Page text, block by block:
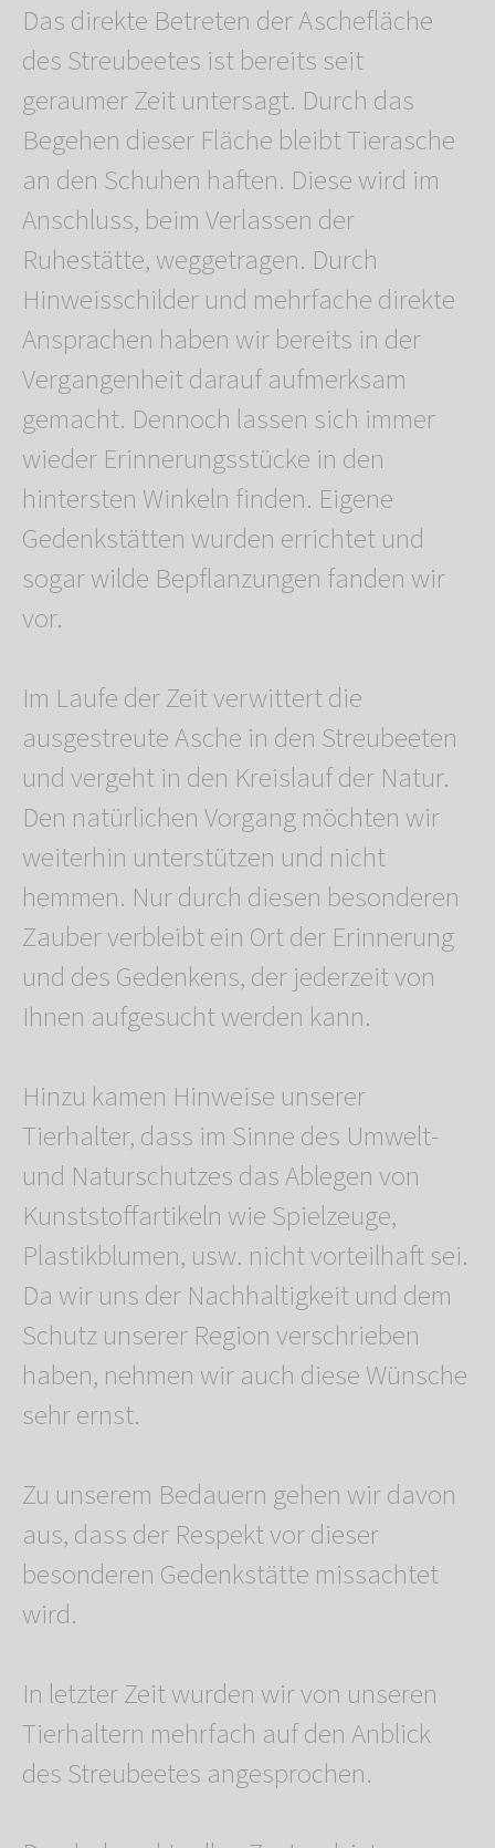
Das direkte Betreten der Aschefläche
des Streubeetes ist bereits seit
geraumer Zeit untersagt. Durch das
Begehen dieser Fläche bleibt Tierasche
an den Schuhen haften. Diese wird im
Anschluss, beim Verlassen der
Ruhestätte, weggetragen. Durch
Hinweisschilder und mehrfache direkte
Ansprachen haben wir bereits in der
Vergangenheit darauf aufmerksam
gemacht. Dennoch lassen sich immer
wieder Erinnerungsstücke in den
hintersten Winkeln finden. Eigene
Gedenkstätten wurden errichtet und
sogar wilde Bepflanzungen fanden wir
vor.
Im Laufe der Zeit verwittert die
ausgestreute Asche in den Streubeeten
und vergeht in den Kreislauf der Natur.
Den natürlichen Vorgang möchten wir
weiterhin unterstützen und nicht
hemmen. Nur durch diesen besonderen
Zauber verbleibt ein Ort der Erinnerung
und des Gedenkens, der jederzeit von
Ihnen aufgesucht werden kann.
Hinzu kamen Hinweise unserer
Tierhalter, dass im Sinne des Umwelt-
und Naturschutzes das Ablegen von
Kunststoffartikeln wie Spielzeuge,
Plastikblumen, usw. nicht vorteilhaft sei.
Da wir uns der Nachhaltigkeit und dem
Schutz unserer Region verschrieben
haben, nehmen wir auch diese Wünsche
sehr ernst.
Zu unserem Bedauern gehen wir davon
aus, dass der Respekt vor dieser
besonderen Gedenkstätte missachtet
wird.
In letzter Zeit wurden wir von unseren
Tierhaltern mehrfach auf den Anblick
des Streubeetes angesprochen.